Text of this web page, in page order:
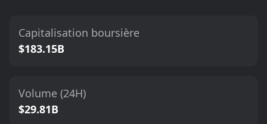
Capitalisation boursière
$183.15B
Volume (24H)
$29.81B